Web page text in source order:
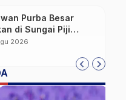
Purba Besar
di Sungai Piji
2026